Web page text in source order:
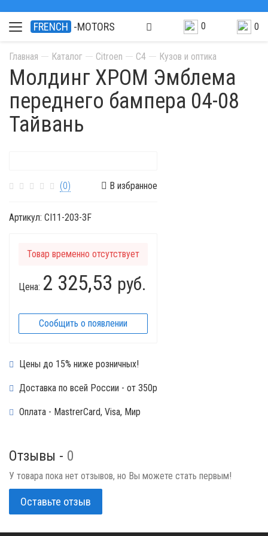
FRENCH -MOTORS 0 0
Главная Каталог Citroen C4 Кузов и оптика
Молдинг ХРОМ Эмблема
переднего бампера 04-08
Тайвань
(0) В избранное
Артикул: CI11-203-3F
Товар временно отсутствует
Цена: 2 325,53 руб.
Сообщить о появлении
Цены до 15% ниже розничных!
Доставка по всей России - от 350р
Оплата - MastrerCard, Visa, Мир
Отзывы - 0
У товара пока нет отзывов, но Вы можете стать первым!
Оставьте отзыв